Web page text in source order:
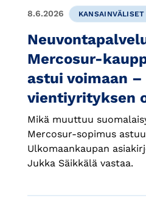
8.6.2026
Mercosur-
astui voimaan
vientiyrityksen
Mikä muuttuu
Mercosur-sopimus
Ulkomaankaupan
Jukka Säikkälä vastaa.